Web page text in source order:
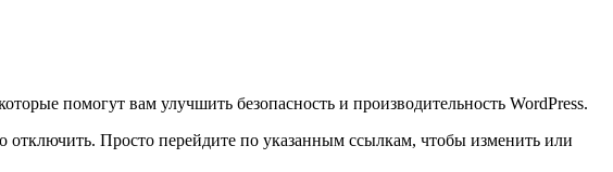
помогут вам улучшить безопасность и производительность WordPress.
Просто перейдите по указанным ссылкам, чтобы изменить или